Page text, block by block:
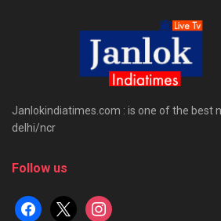
Janlokindiatimes.com : is one of the best
delhi/ncr
Follow us
facebook
x instagram